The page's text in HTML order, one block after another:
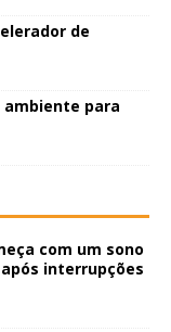
de
ambiente para
com um sono
interrupções